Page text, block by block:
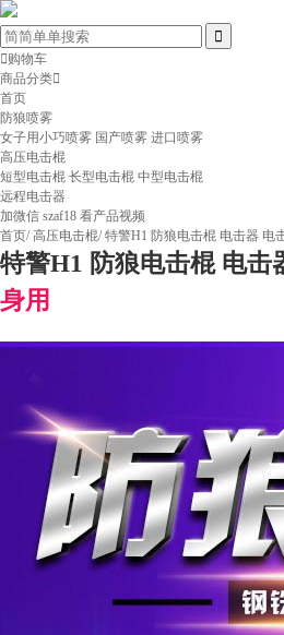
购物车
商品分类
首页
防狼喷雾
女子用小巧喷雾 国产喷雾 进口喷雾
高压电击棍
短型电击棍 长型电击棍 中型电击棍
远程电击器
加微信 szaf18 看产品视频
首页/ 高压电击棍/ 特警H1 防狼电击棍 电击器 电
特警H1 防狼电击棍 电击
身用